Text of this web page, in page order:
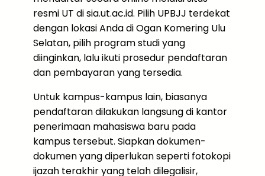
resmi UT di sia.ut.ac.id. Pilih UPBJJ terdekat
dengan lokasi Anda di Ogan Komering Ulu
Selatan, pilih program studi yang
diinginkan, lalu ikuti prosedur pendaftaran
dan pembayaran yang tersedia.
Untuk kampus-kampus lain, biasanya
pendaftaran dilakukan langsung di kantor
penerimaan mahasiswa baru pada
kampus tersebut. Siapkan dokumen-
dokumen yang diperlukan seperti fotokopi
ijazah terakhir yang telah dilegalisir,